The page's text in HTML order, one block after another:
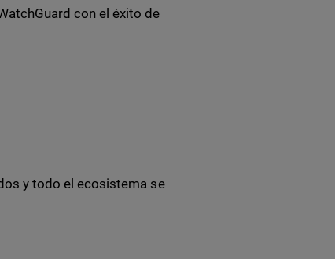
con el éxito de
y todo el ecosistema se